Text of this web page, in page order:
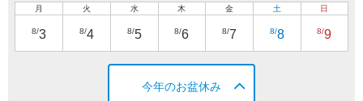
月
8/3
火
8/4
水
8/5
木
8/6
金
8/7
土
8/8
日
8/9
今年のお盆休み